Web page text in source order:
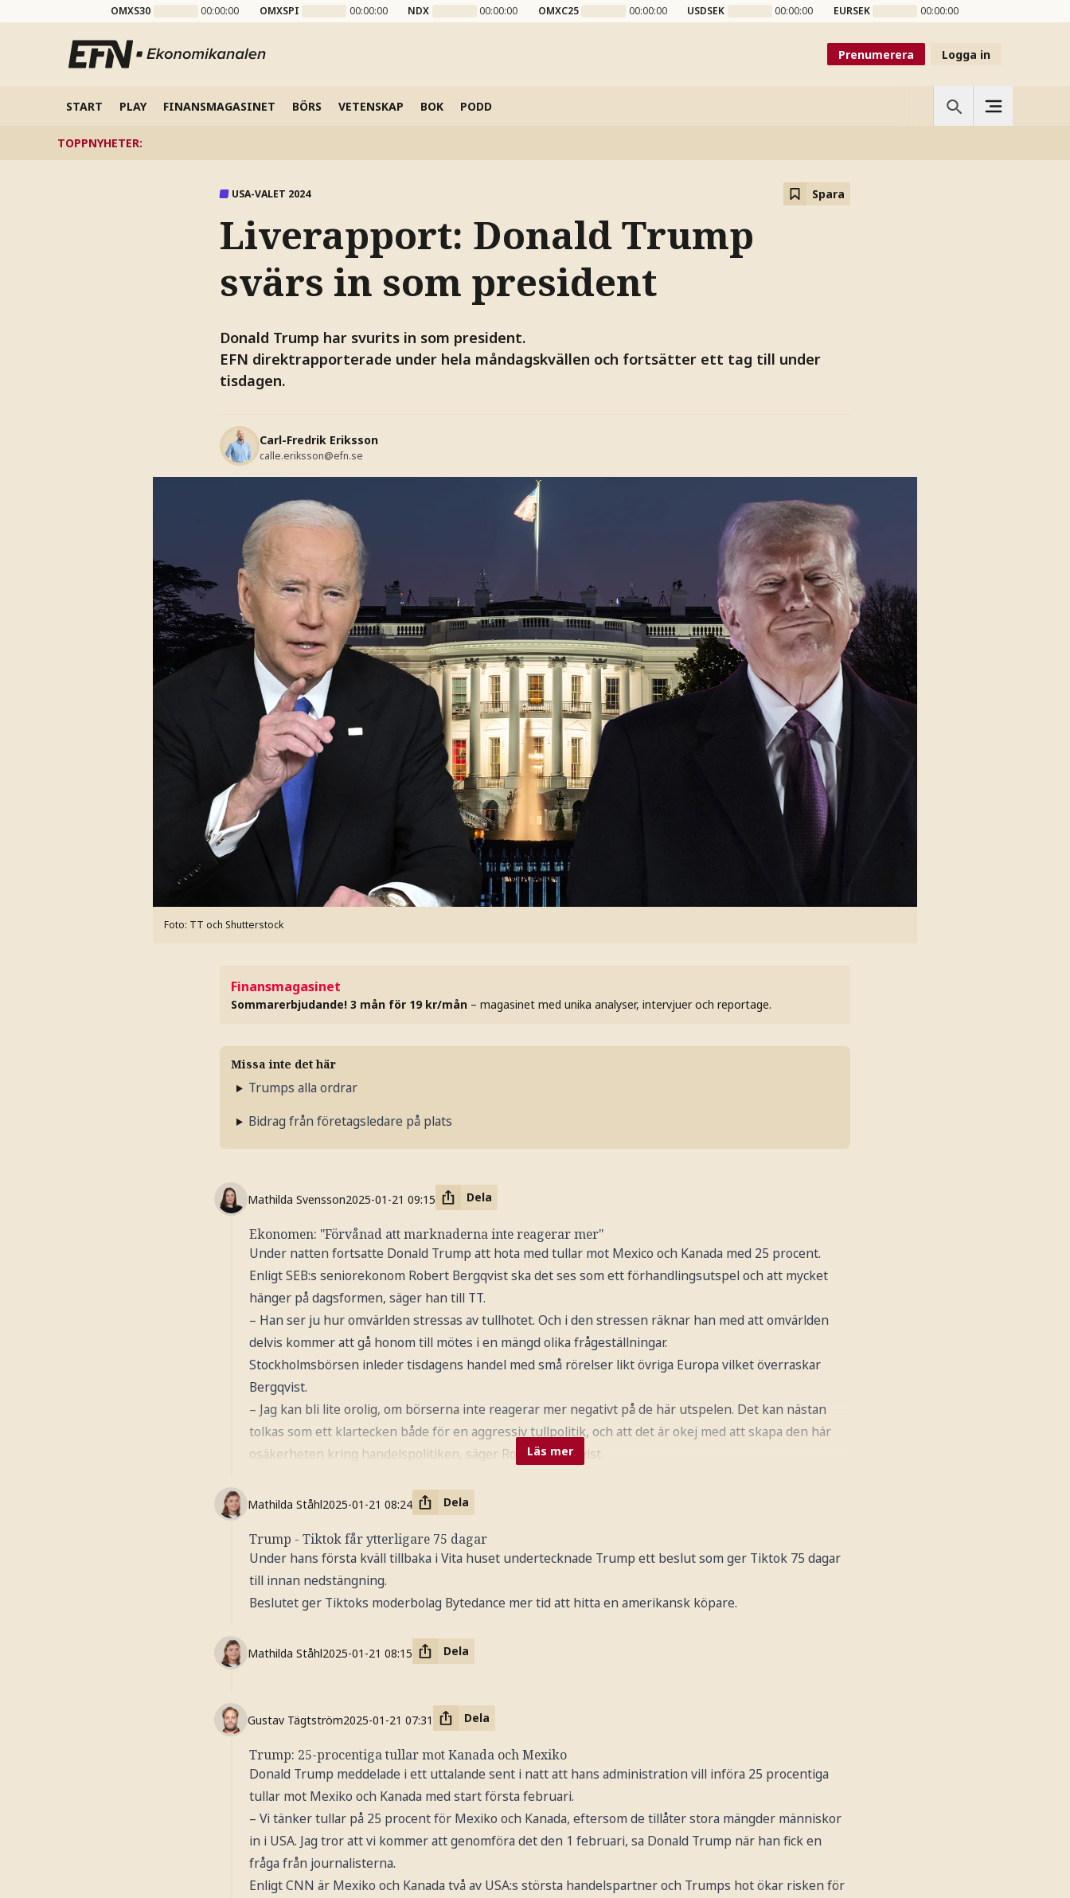
OMXS30 00:00:00 OMXSPI 00:00:00 NDX 00:00:00 OMXC25 00:00:00 USDSEK 00:00:00 EURSEK 00:00:00
Prenumerera Logga in
START PLAY FINANSMAGASINET BÖRS VETENSKAP BOK PODD
TOPPNYHETER:
USA-VALET 2024 Spara
Liverapport: Donald Trump
svärs in som president
Donald Trump har svurits in som president.
EFN direktrapporterade under hela måndagskvällen och fortsätter ett tag till under
tisdagen.
Carl-Fredrik Eriksson
calle.eriksson@efn.se
Foto: TT och Shutterstock
Finansmagasinet
Sommarerbjudande! 3 mån för 19 kr/mån – magasinet med unika analyser, intervjuer och reportage.
Missa inte det här
Trumps alla ordrar
Bidrag från företagsledare på plats
Mathilda Svensson2025-01-21 09:15 Dela
Ekonomen: "Förvånad att marknaderna inte reagerar mer"
Under natten fortsatte Donald Trump att hota med tullar mot Mexico och Kanada med 25 procent.
Enligt SEB:s seniorekonom Robert Bergqvist ska det ses som ett förhandlingsutspel och att mycket
hänger på dagsformen, säger han till TT.
– Han ser ju hur omvärlden stressas av tullhotet. Och i den stressen räknar han med att omvärlden
delvis kommer att gå honom till mötes i en mängd olika frågeställningar.
Stockholmsbörsen inleder tisdagens handel med små rörelser likt övriga Europa vilket överraskar
Bergqvist.
– Jag kan bli lite orolig, om börserna inte reagerar mer negativt på de här utspelen. Det kan nästan
tolkas som ett klartecken både för en aggressiv tullpolitik, och att det är okej med att skapa den här
osäkerheten kring handelspolitiken, säger Robert Bergqvist.
Läs mer
Mathilda Ståhl2025-01-21 08:24 Dela
Trump - Tiktok får ytterligare 75 dagar
Under hans första kväll tillbaka i Vita huset undertecknade Trump ett beslut som ger Tiktok 75 dagar
till innan nedstängning.
Beslutet ger Tiktoks moderbolag Bytedance mer tid att hitta en amerikansk köpare.
Mathilda Ståhl2025-01-21 08:15 Dela
Gustav Tägtström2025-01-21 07:31 Dela
Trump: 25-procentiga tullar mot Kanada och Mexiko
Donald Trump meddelade i ett uttalande sent i natt att hans administration vill införa 25 procentiga
tullar mot Mexiko och Kanada med start första februari.
– Vi tänker tullar på 25 procent för Mexiko och Kanada, eftersom de tillåter stora mängder människor
in i USA. Jag tror att vi kommer att genomföra det den 1 februari, sa Donald Trump när han fick en
fråga från journalisterna.
Enligt CNN är Mexiko och Kanada två av USA:s största handelspartner och Trumps hot ökar risken för